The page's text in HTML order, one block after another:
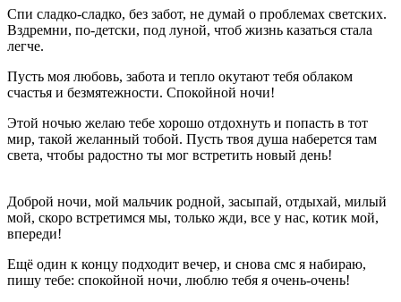
Спи сладко-сладко, без забот, не думай о проблемах светских.
Вздремни, по-детски, под луной, чтоб жизнь казаться стала
легче.
Пусть моя любовь, забота и тепло окутают тебя облаком
счастья и безмятежности. Спокойной ночи!
Этой ночью желаю тебе хорошо отдохнуть и попасть в тот
мир, такой желанный тобой. Пусть твоя душа наберется там
света, чтобы радостно ты мог встретить новый день!
Доброй ночи, мой мальчик родной, засыпай, отдыхай, милый
мой, скоро встретимся мы, только жди, все у нас, котик мой,
впереди!
Ещё один к концу подходит вечер, и снова смс я набираю,
пишу тебе: спокойной ночи, люблю тебя я очень-очень!